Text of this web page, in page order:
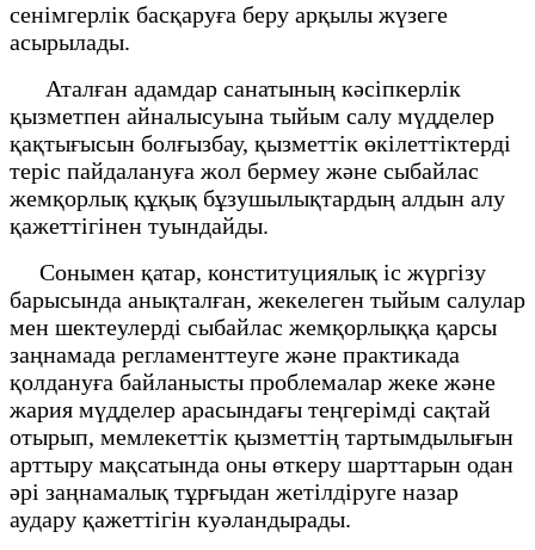
сенімгерлік басқаруға беру арқылы жүзеге
асырылады.
Аталған адамдар санатының кәсіпкерлік
қызметпен айналысуына тыйым салу мүдделер
қақтығысын болғызбау, қызметтік өкілеттіктерді
теріс пайдалануға жол бермеу және сыбайлас
жемқорлық құқық бұзушылықтардың алдын алу
қажеттігінен туындайды.
Сонымен қатар, конституциялық іс жүргізу
барысында анықталған, жекелеген тыйым салулар
мен шектеулерді сыбайлас жемқорлыққа қарсы
заңнамада регламенттеуге және практикада
қолдануға байланысты проблемалар жеке және
жария мүдделер арасындағы теңгерімді сақтай
отырып, мемлекеттік қызметтің тартымдылығын
арттыру мақсатында оны өткеру шарттарын одан
әрі заңнамалық тұрғыдан жетілдіруге назар
аудару қажеттігін куәландырады.